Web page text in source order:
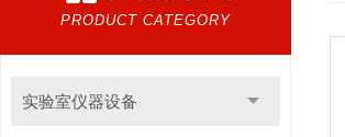
PRODUCT CATEGORY
实验室仪器设备